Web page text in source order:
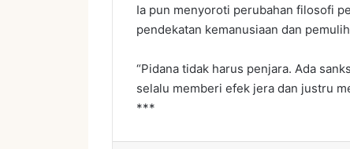
Ia pun menyoroti perubahan filosofi
pendekatan kemanusiaan dan
“Pidana tidak harus penjara. Ada
selalu memberi efek jera dan justru
***